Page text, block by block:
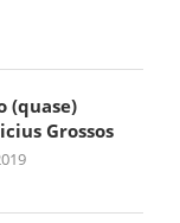
(quase)
Grossos